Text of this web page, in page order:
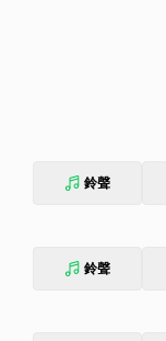
鈴聲
鈴聲